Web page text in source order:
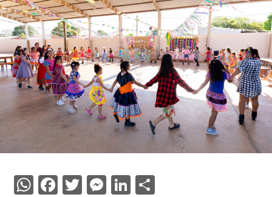
WhatsApp
Facebook
Twitter
Messenger
LinkedIn
Share